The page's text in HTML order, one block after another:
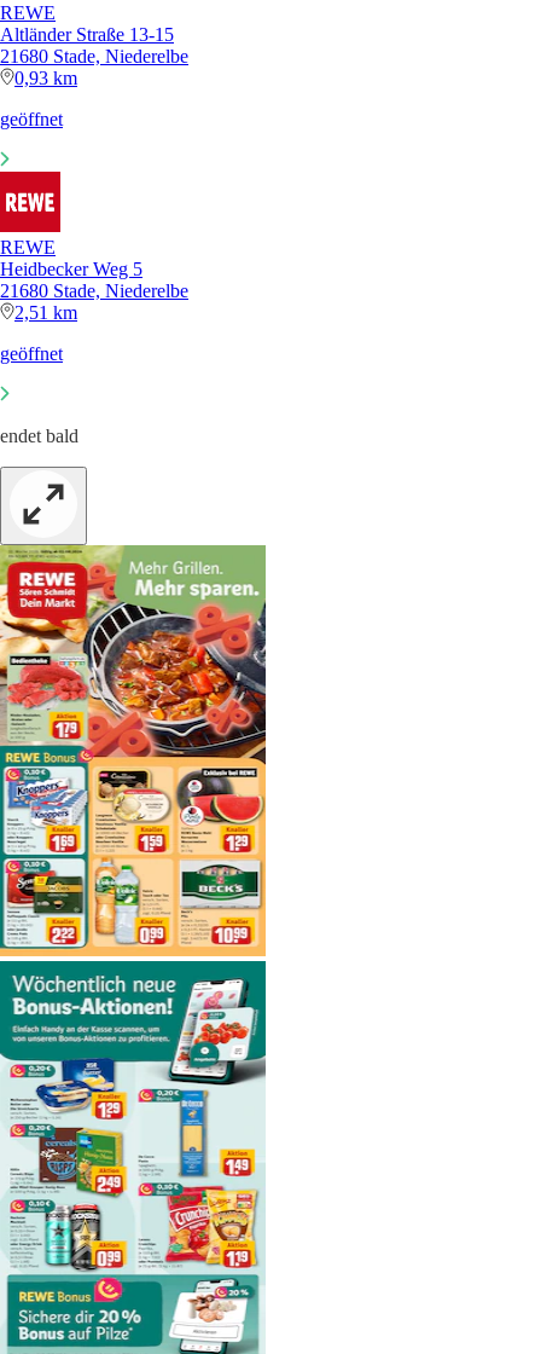
REWE
Altländer Straße 13-15
21680 Stade, Niederelbe
0,93 km
geöffnet
REWE
Heidbecker Weg 5
21680 Stade, Niederelbe
2,51 km
geöffnet
endet bald